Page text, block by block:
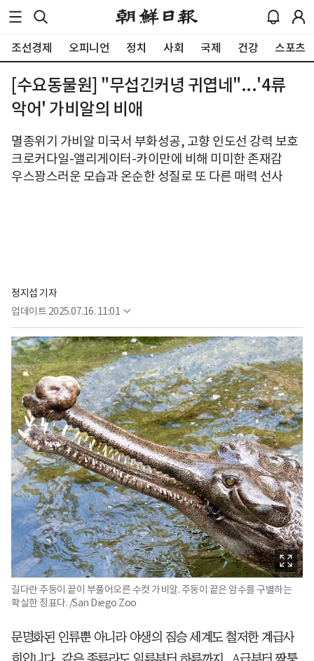
조선경제 오피니언 정치 사회 국제 건강 스포츠
[수요동물원] "무섭긴커녕 귀엽네"...'4류
악어' 가비알의 비애
멸종위기 가비알 미국서 부화성공, 고향 인도선 강력 보호
크로커다일-앨리게이터-카이만에 비해 미미한 존재감
우스꽝스러운 모습과 온순한 성질로 또 다른 매력 선사
정지섭 기자
업데이트 2025.07.16. 11:01
길다란 주둥이 끝이 부풀어오른 수컷 가비알. 주둥이 끝은 암수를 구별하는
확실한 징표다. /San Diego Zoo
문명화된 인류뿐 아니라 야생의 짐승 세계도 철저한 계급사